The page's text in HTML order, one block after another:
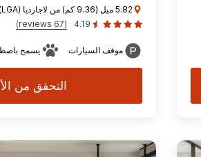
5.82 ميل (9.36 كم) من لاجارديا (LGA)
4.19
(67 reviews)
موقف السيارات يسمح
التحقق من